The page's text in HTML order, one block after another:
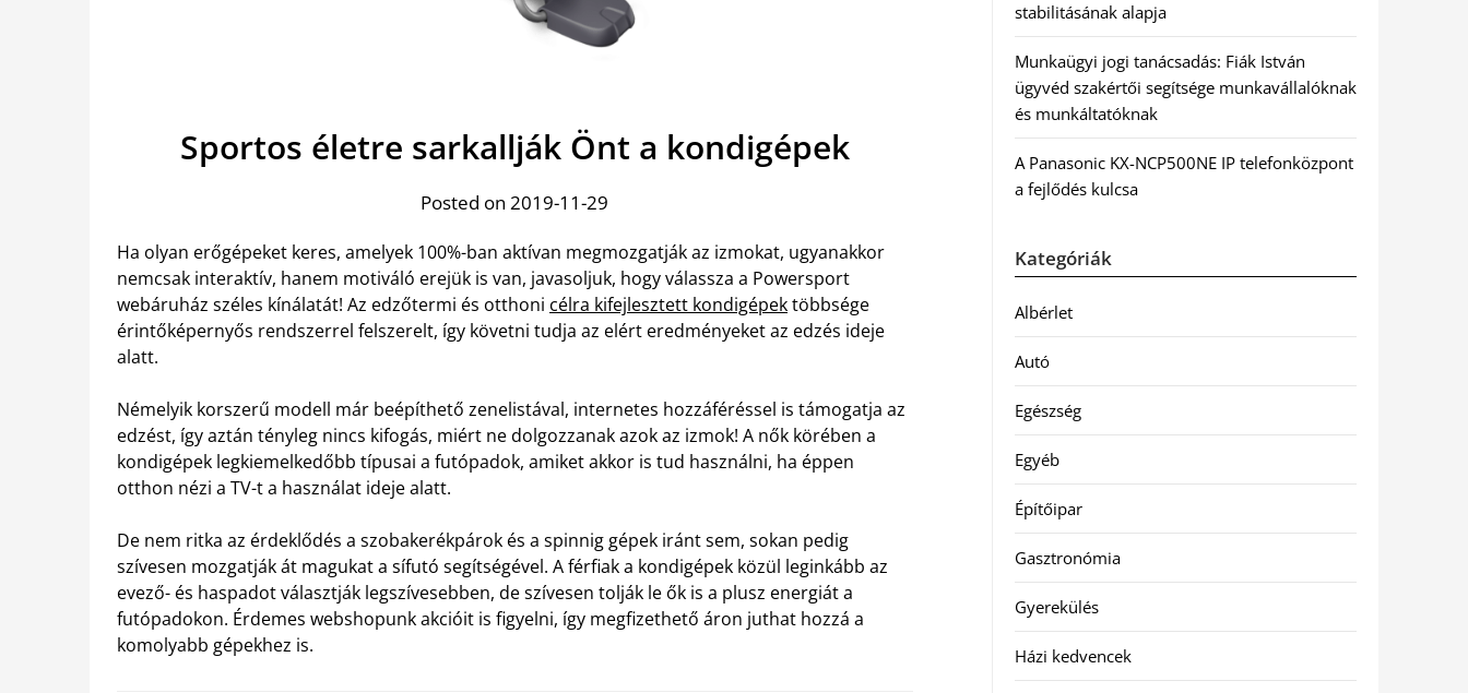
Sportos életre sarkallják Önt a kondigépek
Posted on 2019-11-29
Ha olyan erőgépeket keres, amelyek 100%-ban aktívan megmozgatják az izmokat, ugyanakkor
nemcsak interaktív, hanem motiváló erejük is van, javasoljuk, hogy válassza a Powersport
webáruház széles kínálatát! Az edzőtermi és otthoni célra kifejlesztett kondigépektöbbsége
érintőképernyős rendszerrel felszerelt, így követni tudja az elért eredményeket az edzés ideje
alatt.
Némelyik korszerű modell már beépíthető zenelistával, internetes hozzáféréssel is támogatja az
edzést, így aztán tényleg nincs kifogás, miért ne dolgozzanak azok az izmok! A nők körében a
kondigépek legkiemelkedőbb típusai a futópadok, amiket akkor is tud használni, ha éppen
otthon nézi a TV-t a használat ideje alatt.
De nem ritka az érdeklődés a szobakerékpárok és a spinnig gépek iránt sem, sokan pedig
szívesen mozgatják át magukat a sífutó segítségével. A férfiak a kondigépek közül leginkább az
evező- és haspadot választják legszívesebben, de szívesen tolják le ők is a plusz energiát a
futópadokon. Érdemes webshopunk akcióit is figyelni, így megfizethető áron juthat hozzá a
komolyabb gépekhez is.
stabilitásának alapja
Munkaügyi jogi tanácsadás: Fiák István
ügyvéd szakértői segítsége munkavállalóknak
és munkáltatóknak
A Panasonic KX-NCP500NE IP telefonközpont
a fejlődés kulcsa
Kategóriák
Albérlet
Autó
Egészség
Egyéb
Építőipar
Gasztronómia
Gyerekülés
Házi kedvencek